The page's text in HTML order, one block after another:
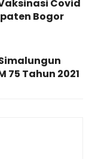
Covid
Bogor
75 Tahun 2021